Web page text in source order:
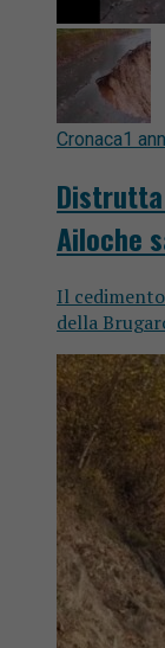
Cronaca1
Ailoche
Il
della